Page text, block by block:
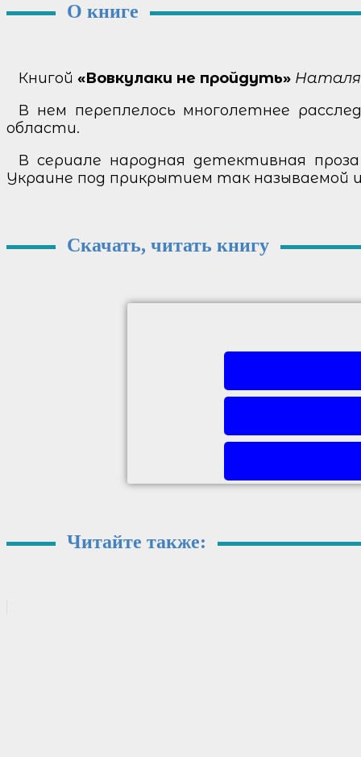
О книге
Книгой «Вовкулаки не пройдуть» Наталя
В нем переплелось многолетнее
области.
В сериале народная детективная
Украине под прикрытием так называемой
Скачать, читать книгу
Читайте также: